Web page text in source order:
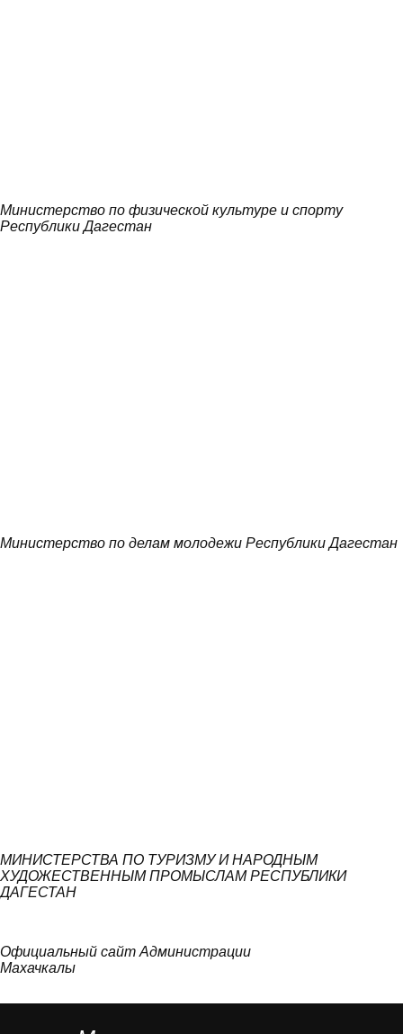
Министерство по физической культуре и спорту
Республики Дагестан
Министерство по делам молодежи Республики Дагестан
МИНИСТЕРСТВА ПО ТУРИЗМУ И НАРОДНЫМ
ХУДОЖЕСТВЕННЫМ ПРОМЫСЛАМ РЕСПУБЛИКИ
ДАГЕСТАН
Официальный сайт Администрации
Махачкалы